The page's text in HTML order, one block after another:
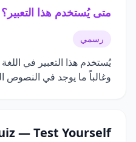
متى يُستخدم هذا التعبير؟
رسمي
يُستخدم هذا التعبير في اللغة
وغالباً ما يوجد في النصوص
— Test Yourself